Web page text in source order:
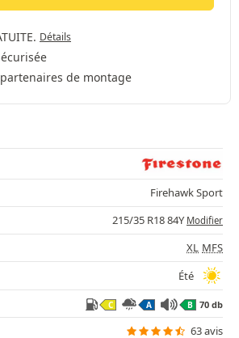
Détails
de montage
Firehawk Sport
215/35 R18 84Y Modifier
XL MFS
Été
C A B 70 db
63 avis